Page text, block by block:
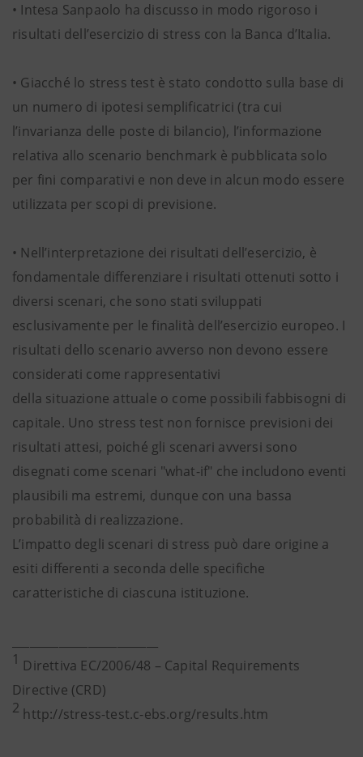
• Intesa Sanpaolo ha discusso in modo rigoroso i
risultati dell’esercizio di stress con la Banca d’Italia.
• Giacché lo stress test è stato condotto sulla base di
un numero di ipotesi semplificatrici (tra cui
l’invarianza delle poste di bilancio), l’informazione
relativa allo scenario benchmark è pubblicata solo
per fini comparativi e non deve in alcun modo essere
utilizzata per scopi di previsione.
• Nell’interpretazione dei risultati dell’esercizio, è
fondamentale differenziare i risultati ottenuti sotto i
diversi scenari, che sono stati sviluppati
esclusivamente per le finalità dell’esercizio europeo. I
risultati dello scenario avverso non devono essere
considerati come rappresentativi
della situazione attuale o come possibili fabbisogni di
capitale. Uno stress test non fornisce previsioni dei
risultati attesi, poiché gli scenari avversi sono
disegnati come scenari "what-if" che includono eventi
plausibili ma estremi, dunque con una bassa
probabilità di realizzazione.
L’impatto degli scenari di stress può dare origine a
esiti differenti a seconda delle specifiche
caratteristiche di ciascuna istituzione.
1 Direttiva EC/2006/48 – Capital Requirements
Directive (CRD)
2 http://stress-test.c-ebs.org/results.htm